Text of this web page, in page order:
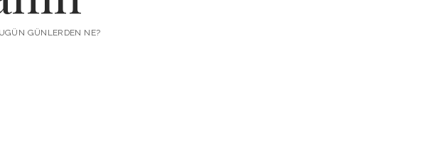
GÜNLERDEN NE?